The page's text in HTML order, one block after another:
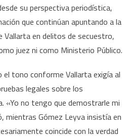
su perspectiva periodística,
que continúan apuntando a la
Vallarta en delitos de secuestro,
juez ni como Ministerio Público.
el tono conforme Vallarta exigía al
legales sobre los
«Yo no tengo que demostrarle mi
mientras Gómez Leyva insistía en
coincide con la verdad